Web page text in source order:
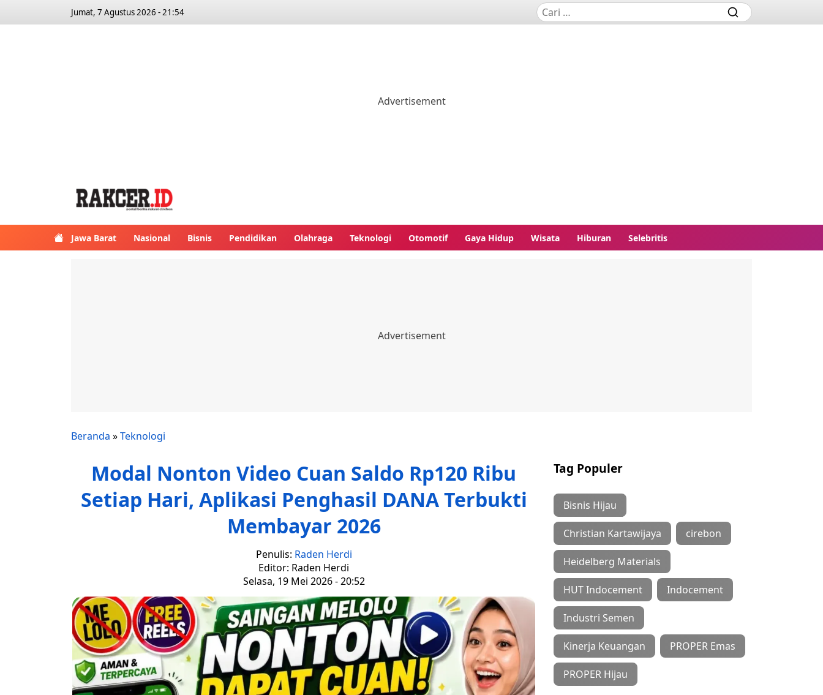
Jumat, 7 Agustus 2026 - 21:54
Jawa Barat Nasional Bisnis Pendidikan Olahraga Teknologi Otomotif Gaya Hidup Wisata Hiburan Selebritis
Beranda »Teknologi
Modal Nonton Video Cuan Saldo Rp120 Ribu
Setiap Hari, Aplikasi Penghasil DANA Terbukti
Membayar 2026
Penulis: Raden Herdi
Editor: Raden Herdi
Selasa, 19 Mei 2026 - 20:52
Tag Populer
Bisnis Hijau
Christian Kartawijaya cirebon
Heidelberg Materials
HUT Indocement Indocement
Industri Semen
Kinerja Keuangan PROPER Emas
PROPER Hijau